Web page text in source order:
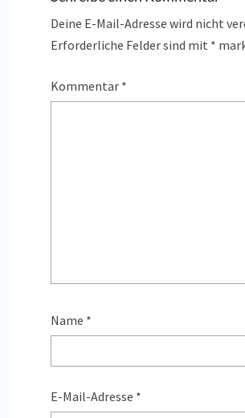
Deine E-Mail-Adresse wird nicht
Erforderliche Felder sind mit *
Kommentar *
Name *
E-Mail-Adresse *